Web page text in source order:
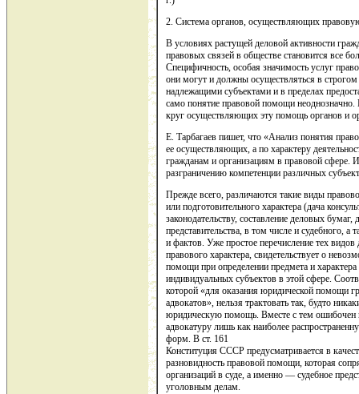
2. Система органов, осуществляющих
В условиях растущей деловой активности
правовых связей в обществе становится все
Специфичность, особая значимость услуг
они могут и должны осуществляться в строгом
надлежащими субъектами и в пределах
само понятие правовой помощи неоднозначно.
круг осуществляющих эту помощь органов и
Е. Тарбагаев пишет, что «Анализ понятия
ее осуществляющих, а по характеру
гражданам и организациям в правовой сфере.
разграничению компетенции различных
Прежде всего, различаются такие виды
или подготовительного характера (дача
законодательству, составление деловых
представительства, в том числе и судебного,
и фактов. Уже простое перечисление тех
правового характера, свидетельствует о
помощи при определении предмета и
индивидуальных субъектов в этой сфере.
которой «для оказания юридической помощи
адвокатов», нельзя трактовать так, будто
юридическую помощь. Вместе с тем ошибочен
адвокатуру лишь как наиболее
форм. В ст. 161
Конституция СССР предусматривается в
разновидность правовой помощи, которая
организаций в суде, а именно — судебное
уголовным делам.